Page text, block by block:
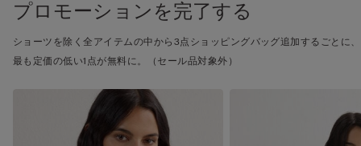
プロモーションを完了する
ショーツを除く全アイテムの中から3点ショッピングバッグ追加するごとに、
最も定価の低い1点が無料に。（セール品対象外）